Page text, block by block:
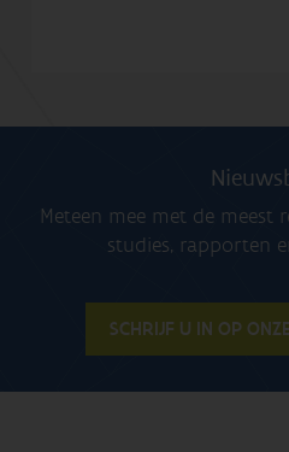
Meteen mee met de meest
studies, rapporten
SCHRIJF U IN OP